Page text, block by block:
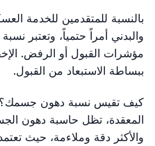
بالنسبة للمتقدمين للخدمة
والبدني أمراً حتمياً، وتعتبر
مؤشرات القبول أو الرفض.
ببساطة الاستبعاد من القبول.
كيف تقيس نسبة دهون جسمك؟
المعقدة، تظل حاسبة دهون
والأكثر دقة وملاءمة، حيث